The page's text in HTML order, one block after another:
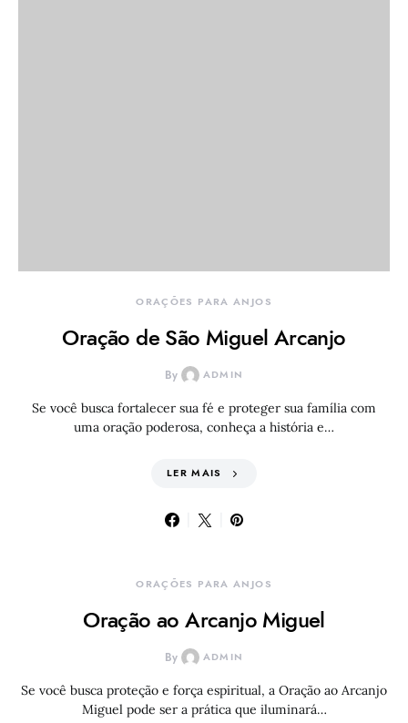
ORAÇÕES PARA ANJOS
Oração de São Miguel Arcanjo
By ADMIN
Se você busca fortalecer sua fé e proteger sua família com
uma oração poderosa, conheça a história e…
LER MAIS
ORAÇÕES PARA ANJOS
Oração ao Arcanjo Miguel
By ADMIN
Se você busca proteção e força espiritual, a Oração ao Arcanjo
Miguel pode ser a prática que iluminará…